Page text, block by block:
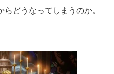
どうなってしまうのか。